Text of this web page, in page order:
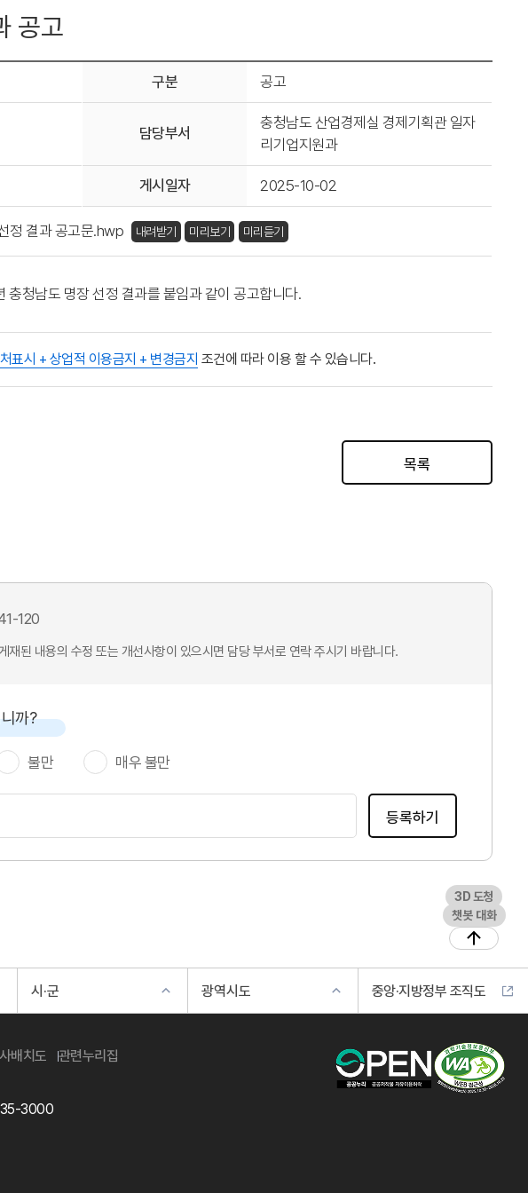
공고
구분 공고
담당부서
충청남도 산업경제실 경제기획관 일자
리기업지원과
게시일자 2025-10-02
정 결과 공고문.hwp 내려받기 미리보기 미리듣기
충청남도 명장 선정 결과를 붙임과 같이 공고합니다.
표시 + 상업적 이용금지 + 변경금지 조건에 따라 이용 할 수 있습니다.
목록
120
된 내용의 수정 또는 개선사항이 있으시면 담당 부서로 연락 주시기 바랍니다.
까?
불만 매우 불만
등록하기
3D 도청
챗봇 대화
시·군 광역시도 중앙·지방정부 조직도
배치도 관련누리집
3000